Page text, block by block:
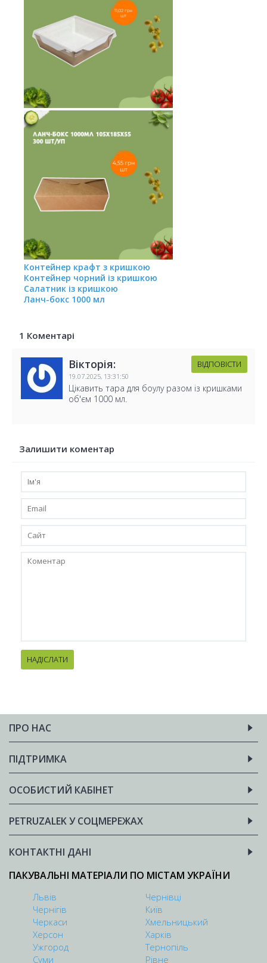
Контейнер крафт з кришкою
Контейнер чорний із кришкою
Салатник із кришкою
Ланч-бокс 1000 мл
1 Коментарі
Вікторія:
19.07.2025, 13:31:50
ВІДПОВІСТИ
Цікавить тара для боулу разом із кришками
об'єм 1000 мл.
Залишити коментар
НАДІСЛАТИ
ПРО НАС
ПІДТРИМКА
ОСОБИСТИЙ КАБІНЕТ
PETRUZALEK У СОЦМЕРЕЖАХ
КОНТАКТНІ ДАНІ
ПАКУВАЛЬНІ МАТЕРІАЛИ ПО МІСТАМ УКРАЇНИ
Львів
Чернівці
Чернігів
Київ
Черкаси
Хмельницький
Херсон
Харків
Ужгород
Тернопіль
Суми
Рівне